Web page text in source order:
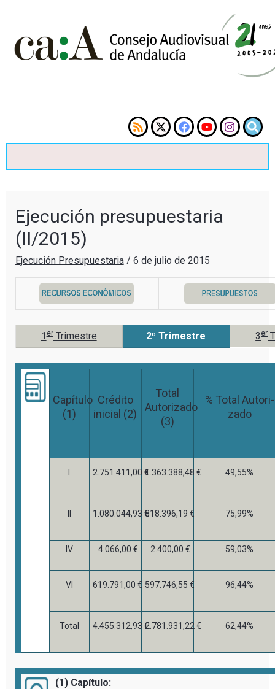
Ejecución presupuestaria
(II/2015)
Ejecución Presupuestaria/ 6 de julio de 2015
1erTrimestre 2º Trimestre 3er
Capítulo
(1)
Crédito
inicial (2)
Total
Autorizado
(3)
% Total Autori-
zado
2.751.411,00 €1.363.388,48 € 49,55%
1.080.044,93 €818.396,19 € 75,99%
IV 4.066,00 € 2.400,00 € 59,03%
VI 619.791,00 € 597.746,55 € 96,44%
Total 4.455.312,93 €2.781.931,22 € 62,44%
(1) Capítulo: